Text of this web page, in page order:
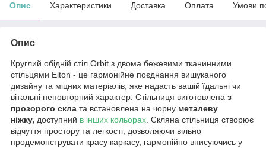
Опис Характеристики Доставка Оплата Умови
Опис
Круглий обідній стіл Orbit з двома бежевими тканинними
стільцями Elton - це гармонійне поєднання вишуканого
дизайну та міцних матеріалів, яке надасть вашій їдальні чи
вітальні неповторний характер. Стільниця виготовлена ​​ з
прозорого скла та встановлена ​​на чорну металеву
ніжку, доступний в інших кольорах. Скляна стільниця створює
відчуття простору та легкості, дозволяючи вільно
продемонструвати красу каркасу, гармонійно вписуючись у